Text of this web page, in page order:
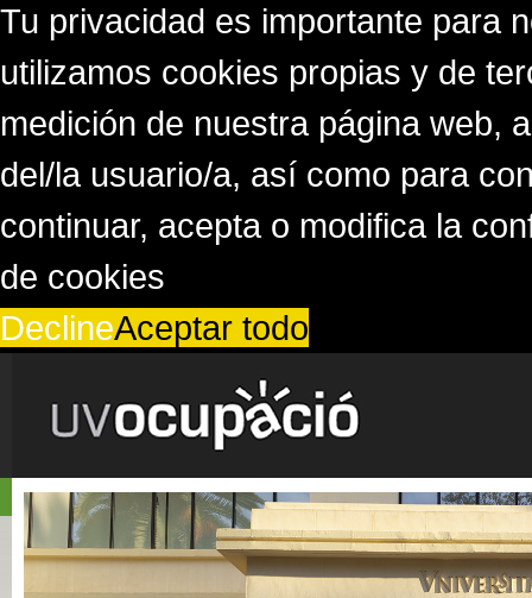
Tu privacidad es importante para
utilizamos cookies propias y de
medición de nuestra página web,
del/la usuario/a, así como para
continuar, acepta o modifica la
de cookies
DeclineAceptar todo